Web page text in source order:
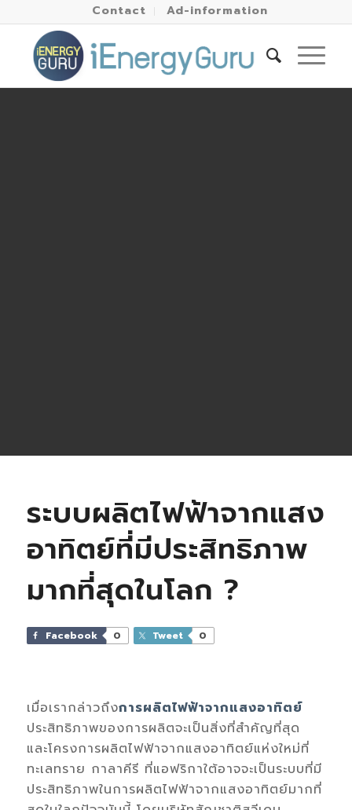
Contact Ad-information
ระบบผลิตไฟฟ้าจากแสง
อาทิตย์ที่มีประสิทธิภาพ
มากที่สุดในโลก ?
Facebook 0 Tweet 0
เมื่อเรากล่าวถึงการผลิตไฟฟ้าจากแสงอาทิตย์
ประสิทธิภาพของการผลิตจะเป็นสิ่งที่สำคัญที่สุด
และโครงการผลิตไฟฟ้าจากแสงอาทิตย์แห่งใหม่ที่
ทะเลทราย กาลาคีรี ที่แอฟริกาใต้อาจจะเป็นระบบที่มี
ประสิทธิภาพในการผลิตไฟฟ้าจากแสงอาทิตย์มากที่